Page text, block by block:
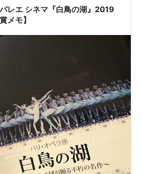
レエ シネマ『白鳥の湖』2019
メモ】